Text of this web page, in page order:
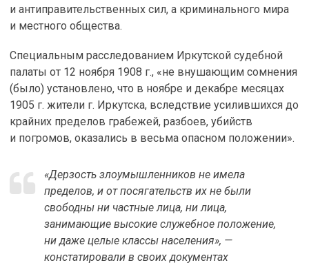
и антиправительственных сил, а криминального мира
и местного общества.
Специальным расследованием Иркутской судебной
палаты от 12 ноября 1908 г., «не внушающим сомнения
(было) установлено, что в ноябре и декабре месяцах
1905 г. жители г. Иркутска, вследствие усилившихся до
крайних пределов грабежей, разбоев, убийств
и погромов, оказались в весьма опасном положении».
«Дерзость злоумышленников не имела
пределов, и от посягательств их не были
свободны ни частные лица, ни лица,
занимающие высокие служебное положение,
ни даже целые классы населения», —
констатировали в своих документах